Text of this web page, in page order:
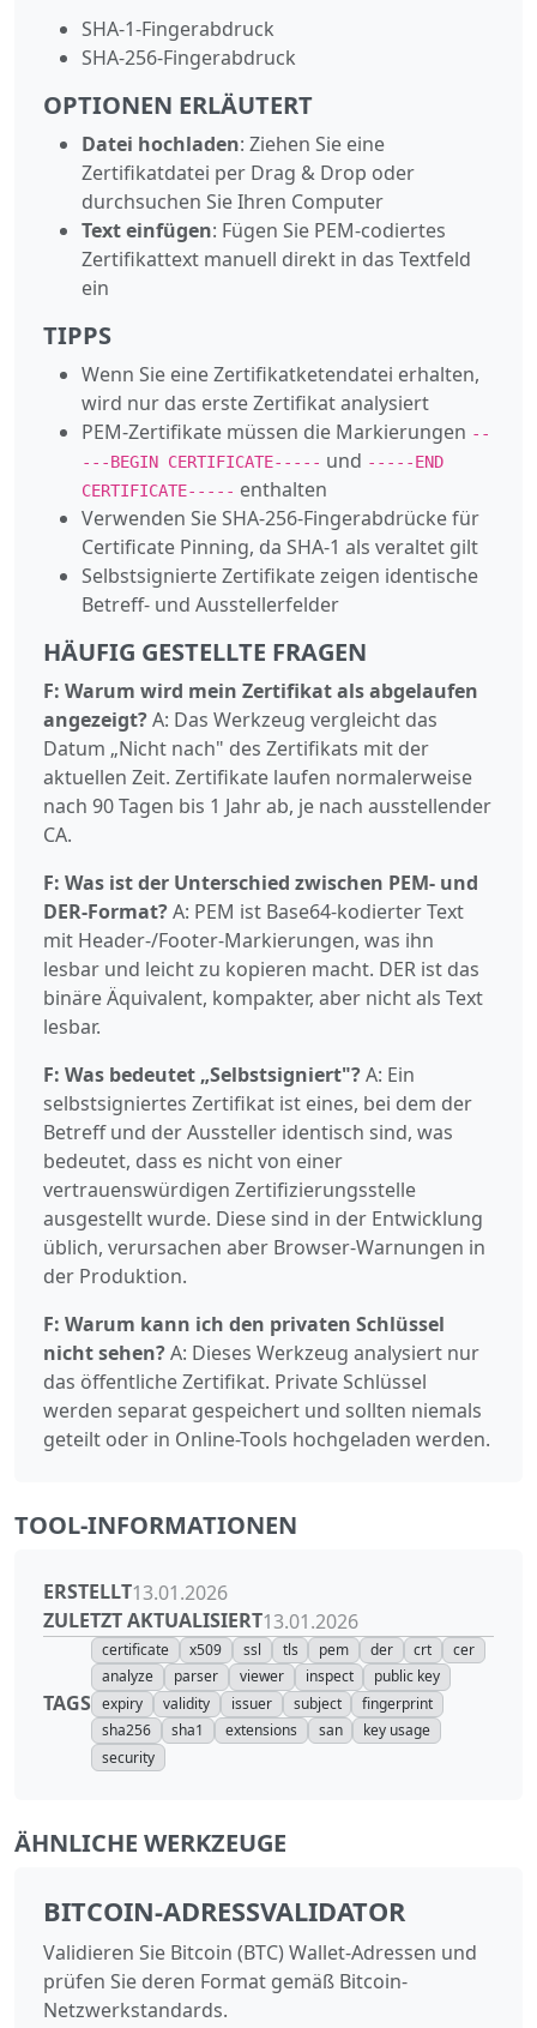
SHA-1-Fingerabdruck
SHA-256-Fingerabdruck
OPTIONEN ERLÄUTERT
Datei hochladen: Ziehen Sie eine
Zertifikatdatei per Drag & Drop oder
durchsuchen Sie Ihren Computer
Text einfügen: Fügen Sie PEM-codiertes
Zertifikattext manuell direkt in das Textfeld
ein
TIPPS
Wenn Sie eine Zertifikatketendatei erhalten,
wird nur das erste Zertifikat analysiert
PEM-Zertifikate müssen die Markierungen --
---BEGIN CERTIFICATE----- und -----END
CERTIFICATE----- enthalten
Verwenden Sie SHA-256-Fingerabdrücke für
Certificate Pinning, da SHA-1 als veraltet gilt
Selbstsignierte Zertifikate zeigen identische
Betreff- und Ausstellerfelder
HÄUFIG GESTELLTE FRAGEN
F: Warum wird mein Zertifikat als abgelaufen
angezeigt?A: Das Werkzeug vergleicht das
Datum „Nicht nach" des Zertifikats mit der
aktuellen Zeit. Zertifikate laufen normalerweise
nach 90 Tagen bis 1 Jahr ab, je nach ausstellender
CA.
F: Was ist der Unterschied zwischen PEM- und
DER-Format?A: PEM ist Base64-kodierter Text
mit Header-/Footer-Markierungen, was ihn
lesbar und leicht zu kopieren macht. DER ist das
binäre Äquivalent, kompakter, aber nicht als Text
lesbar.
F: Was bedeutet „Selbstsigniert"?A: Ein
selbstsigniertes Zertifikat ist eines, bei dem der
Betreff und der Aussteller identisch sind, was
bedeutet, dass es nicht von einer
vertrauenswürdigen Zertifizierungsstelle
ausgestellt wurde. Diese sind in der Entwicklung
üblich, verursachen aber Browser-Warnungen in
der Produktion.
F: Warum kann ich den privaten Schlüssel
nicht sehen?A: Dieses Werkzeug analysiert nur
das öffentliche Zertifikat. Private Schlüssel
werden separat gespeichert und sollten niemals
geteilt oder in Online-Tools hochgeladen werden.
TOOL-INFORMATIONEN
ERSTELLT13.01.2026
ZULETZT AKTUALISIERT13.01.2026
TAGS
certificate x509 ssl tls pem der crt
cer
analyze
parser viewer inspect
public key
expiry
validity issuer subject
fingerprint
sha256
sha1 extensions san
key usage
security
ÄHNLICHE WERKZEUGE
BITCOIN-ADRESSVALIDATOR
Validieren Sie Bitcoin (BTC) Wallet-Adressen und
prüfen Sie deren Format gemäß Bitcoin-
Netzwerkstandards.